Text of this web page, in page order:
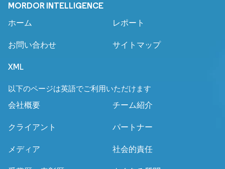
MORDOR INTELLIGENCE
ホーム レポート
お問い合わせ サイトマップ
XML
以下のページは英語でご利用いただけます
会社概要
チーム紹介
クライアント パートナー
メディア 社会的責任